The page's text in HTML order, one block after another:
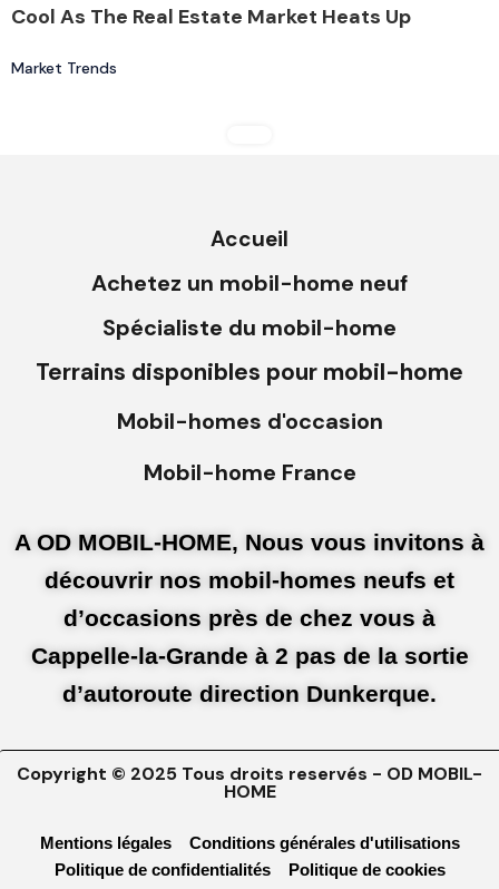
Cool As The Real Estate Market Heats Up
Market Trends
Accueil
Achetez un mobil-home neuf
Spécialiste du mobil-home
Terrains disponibles pour mobil-home
Mobil-homes d'occasion
Mobil-home France
A OD MOBIL-HOME, Nous vous invitons à
découvrir nos mobil-homes neufs et
d’occasions près de chez vous à
Cappelle-la-Grande à 2 pas de la sortie
d’autoroute direction Dunkerque.
Copyright © 2025 Tous droits reservés - OD MOBIL-
HOME
Mentions légales
Conditions générales d'utilisations
Politique de confidentialités
Politique de cookies